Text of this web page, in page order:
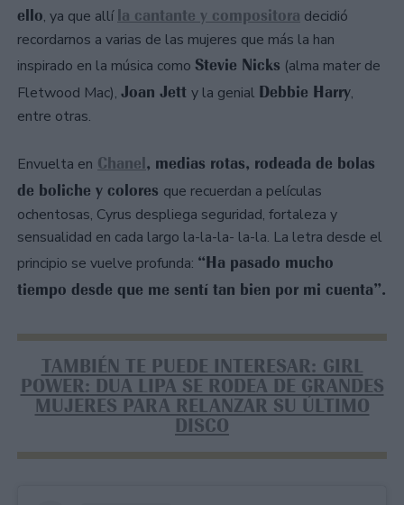
ello, ya que allíla cantante y compositora decidió
recordarnos a varias de las mujeres que más la han
inspirado en la música como Stevie Nicks (alma mater de
Fletwood Mac), Joan Jett y la genial Debbie Harry,
entre otras.
Envuelta en Chanel, medias rotas, rodeada de bolas
de boliche y colores que recuerdan a películas
ochentosas, Cyrus despliega seguridad, fortaleza y
sensualidad en cada largo la-la-la- la-la. La letra desde el
principio se vuelve profunda: “Ha pasado mucho
tiempo desde que me sentí tan bien por mi cuenta”.
TAMBIÉN TE PUEDE INTERESAR: GIRL
POWER: DUA LIPA SE RODEA DE GRANDES
MUJERES PARA RELANZAR SU ÚLTIMO
DISCO